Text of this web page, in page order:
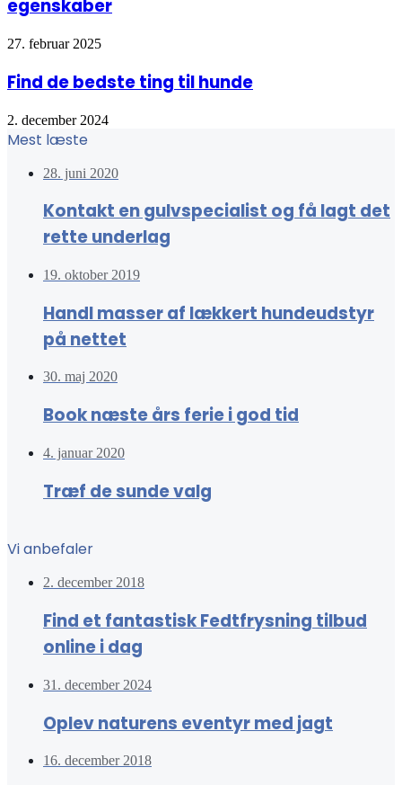
egenskaber
27. februar 2025
Find de bedste ting til hunde
2. december 2024
Mest læste
28. juni 2020
Kontakt en gulvspecialist og få lagt det
rette underlag
19. oktober 2019
Handl masser af lækkert hundeudstyr
på nettet
30. maj 2020
Book næste års ferie i god tid
4. januar 2020
Træf de sunde valg
Vi anbefaler
2. december 2018
Find et fantastisk Fedtfrysning tilbud
online i dag
31. december 2024
Oplev naturens eventyr med jagt
16. december 2018